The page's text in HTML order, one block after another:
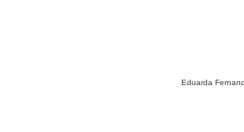
em Psytrance em Samambaia
da Democracia Cristã nesta sexta-feira
Eduarda